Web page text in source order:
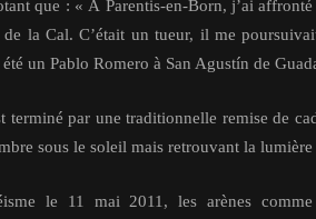
que : « À Parentis-en-Born, j’ai
la Cal. C’était un tueur, il me
un Pablo Romero à San Agustín de
par une traditionnelle remise de
sous le soleil mais retrouvant la
le 11 mai 2011, les arènes